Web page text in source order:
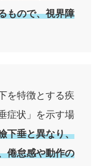
もので、視界障
を特徴とする疾
症状」を示す場
下垂と異なり、
倦怠感や動作の